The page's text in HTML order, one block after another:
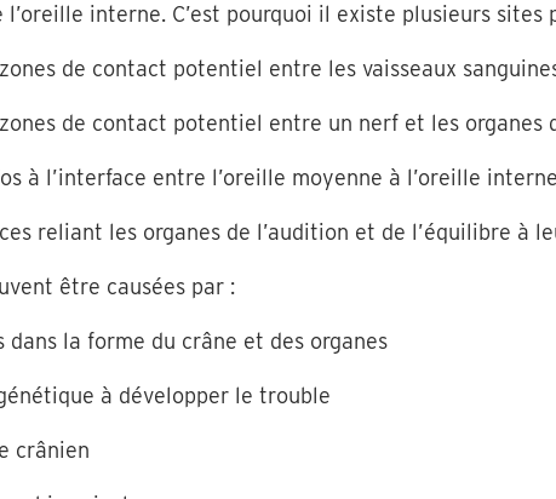
l’oreille interne. C’est pourquoi il existe plusieurs
de contact potentiel entre les vaisseaux
de contact potentiel entre un nerf et les organes
à l’interface entre l’oreille moyenne à l’oreille
reliant les organes de l’audition et de l’équilibre à
être causées par :
dans la forme du crâne et des organes
à développer le trouble
crânien